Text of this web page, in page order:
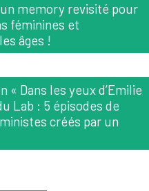
un memory revisité pour
féminines et
âges !
« Dans les yeux d’Emilie
Lab : 5 épisodes de
créés par un